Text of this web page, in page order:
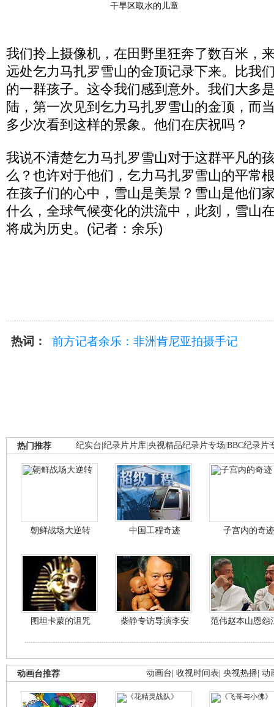
干旱区取水的儿童
我们拎上摄像机，在田野里狂奔了数百米，
远处乞力马扎罗雪山的金顶记录下来。比我
的一群孩子。这令我们感到意外。我们大多
陆，第一次见到乞力马扎罗雪山的金顶，而
多少次看到这样的景象。他们在庆祝吗？
我说不清楚乞力马扎罗雪山对于这群平凡的
么？也许对于他们，乞力马扎罗雪山的平常
在孩子们的心中，雪山是美景？雪山是他们
什么，全球气候变化的洪流中，此刻，雪山
将成为历史。(记者：余乐)
热词： 前方记者余乐：非洲肯尼亚拍摄手记
纪实台 纪录片片库 央视精品纪录片专场 BBC纪录片
热门推荐
朝鲜战场大逆转 中国工程奇迹 子宫内的奇迹
图坦卡蒙的诅咒 柴静专访导演李安 范伟赵本山恩怨
动画台 收视时间表 央视热播 动
动画台推荐